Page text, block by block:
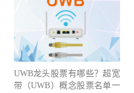
UWB龙头股票有哪些？超宽
带（UWB）概念股票名单一